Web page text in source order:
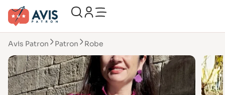
Avis Patron Patron Robe